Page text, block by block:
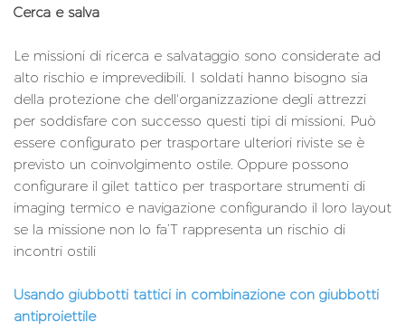
Cerca e salva
Le missioni di ricerca e salvataggio sono considerate ad
alto rischio e imprevedibili. I soldati hanno bisogno sia
della protezione che dell'organizzazione degli attrezzi
per soddisfare con successo questi tipi di missioni. Può
essere configurato per trasportare ulteriori riviste se è
previsto un coinvolgimento ostile. Oppure possono
configurare il gilet tattico per trasportare strumenti di
imaging termico e navigazione configurando il loro layout
se la missione non lo fa’T rappresenta un rischio di
incontri ostili
Usando giubbotti tattici in combinazione con giubbotti
antiproiettile